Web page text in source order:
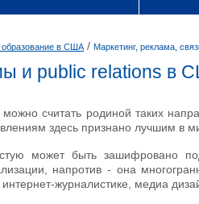
в США / Маркетинг, реклама,
и public relations в
считать родиной таких
здесь признано лучшим в
может быть зашифровано
напротив - она
журналистике, медиа